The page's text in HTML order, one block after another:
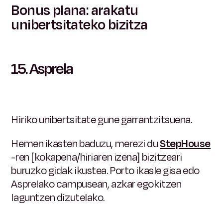
Bonus plana: arakatu
unibertsitateko bizitza
15.Asprela
Hiriko unibertsitate gune garrantzitsuena.
Hemen ikasten baduzu, merezi duStepHouse
-ren [kokapena/hiriaren izena] bizitzeari
buruzko gidak ikustea. Porto ikasle gisa edo
Asprelako campusean, azkar egokitzen
laguntzen dizutelako.